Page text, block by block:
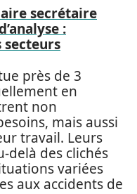
secrétaire
:
secteurs
près de 3
en
non
mais aussi
travail. Leurs
delà des clichés
variées
aux accidents de